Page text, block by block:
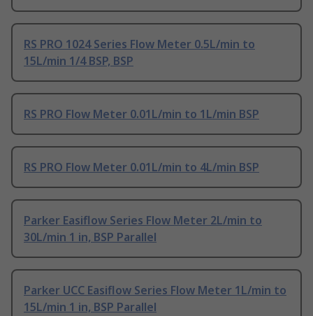
RS PRO 1024 Series Flow Meter 0.5L/min to
15L/min 1/4 BSP, BSP
RS PRO Flow Meter 0.01L/min to 1L/min BSP
RS PRO Flow Meter 0.01L/min to 4L/min BSP
Parker Easiflow Series Flow Meter 2L/min to
30L/min 1 in, BSP Parallel
Parker UCC Easiflow Series Flow Meter 1L/min to
15L/min 1 in, BSP Parallel